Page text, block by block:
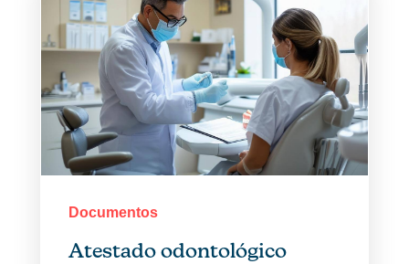
Documentos
Atestado odontológico